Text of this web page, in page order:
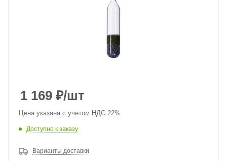
1 169 ₽/шт
Цена указана с учетом НДС 22%
Доступно к заказу
Варианты доставки